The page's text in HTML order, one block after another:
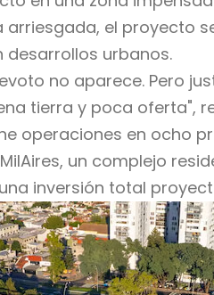
el proyecto
desarrollos urbanos.
no aparece. Pero
tierra y poca oferta",
operaciones en ocho
un complejo
inversión total